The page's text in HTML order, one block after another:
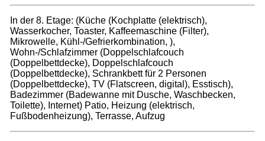
In der 8. Etage: (Küche (Kochplatte (elektrisch),
Wasserkocher, Toaster, Kaffeemaschine (Filter),
Mikrowelle, Kühl-/Gefrierkombination, ),
Wohn-/Schlafzimmer (Doppelschlafcouch
(Doppelbettdecke), Doppelschlafcouch
(Doppelbettdecke), Schrankbett für 2 Personen
(Doppelbettdecke), TV (Flatscreen, digital), Esstisch),
Badezimmer (Badewanne mit Dusche, Waschbecken,
Toilette), Internet) Patio, Heizung (elektrisch,
Fußbodenheizung), Terrasse, Aufzug